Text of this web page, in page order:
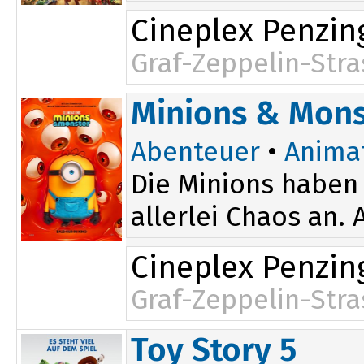
Cineplex
Graf-Zeppelin-
14:45
Minions &
Abenteuer •
Die Minions
allerlei Chaos an.
Cineplex
Graf-Zeppelin-
14:45
17:00
Toy Story 5